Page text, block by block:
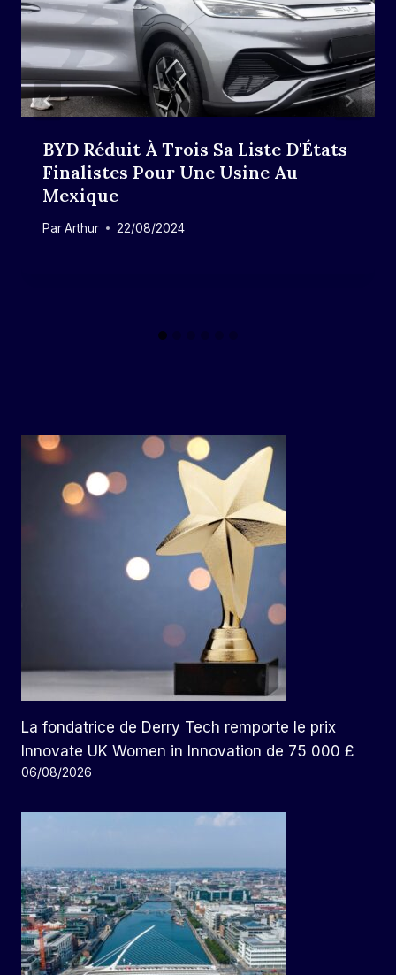
BYD Réduit À Trois Sa Liste D'États
Finalistes Pour Une Usine Au
Mexique
ParArthur 22/08/2024
La fondatrice de Derry Tech remporte le prix
Innovate UK Women in Innovation de 75 000 £
06/08/2026